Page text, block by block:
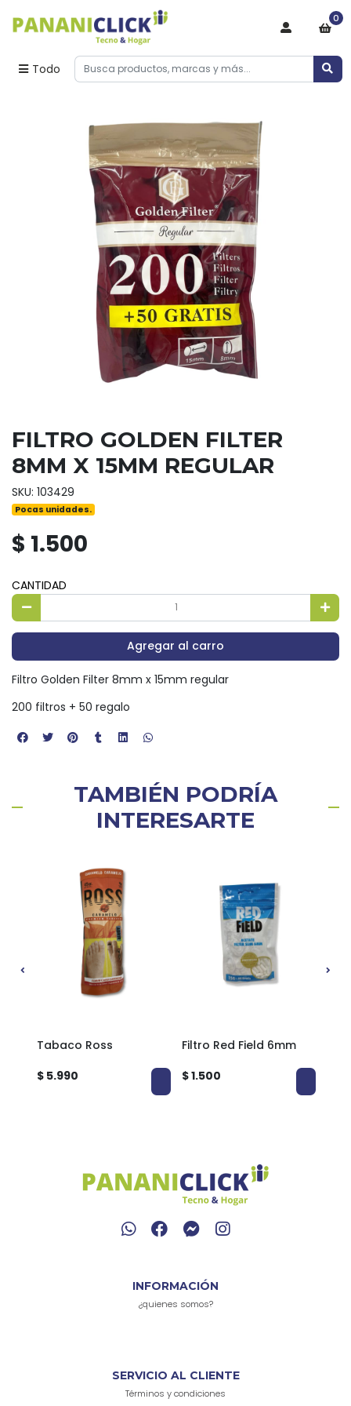
Todo
0
FILTRO GOLDEN FILTER
8MM X 15MM REGULAR
SKU: 103429
Pocas unidades.
$ 1.500
CANTIDAD
Agregar al carro
Filtro Golden Filter 8mm x 15mm regular
200 filtros + 50 regalo
TAMBIÉN PODRÍA
INTERESARTE
Tabaco Ross
$ 5.990
Filtro Red Field 6mm
$ 1.500
INFORMACIÓN
¿quienes somos?
SERVICIO AL CLIENTE
Términos y condiciones